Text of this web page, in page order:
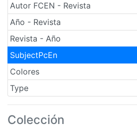
Autor FCEN - Revista
Año - Revista
Revista - Año
SubjectPcEn
Colores
Type
Colección